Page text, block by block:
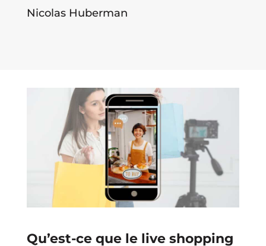
Nicolas Huberman
Qu’est-ce que le live shopping